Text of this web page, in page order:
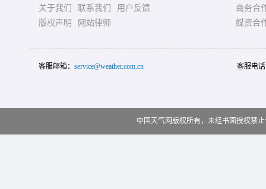
关于我们 联系我们
用户反馈
版权声明
网站律师
商务合
媒资合
客服邮箱： service@weather.com.cn 客服电
中国天气网版权所有，未经书面授权